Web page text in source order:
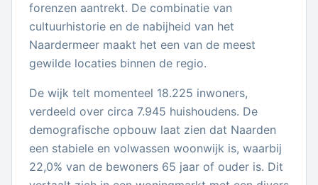
forenzen aantrekt. De combinatie van
cultuurhistorie en de nabijheid van het
Naardermeer maakt het een van de meest
gewilde locaties binnen de regio.
De wijk telt momenteel 18.225 inwoners,
verdeeld over circa 7.945 huishoudens. De
demografische opbouw laat zien dat Naarden
een stabiele en volwassen woonwijk is, waarbij
22,0% van de bewoners 65 jaar of ouder is. Dit